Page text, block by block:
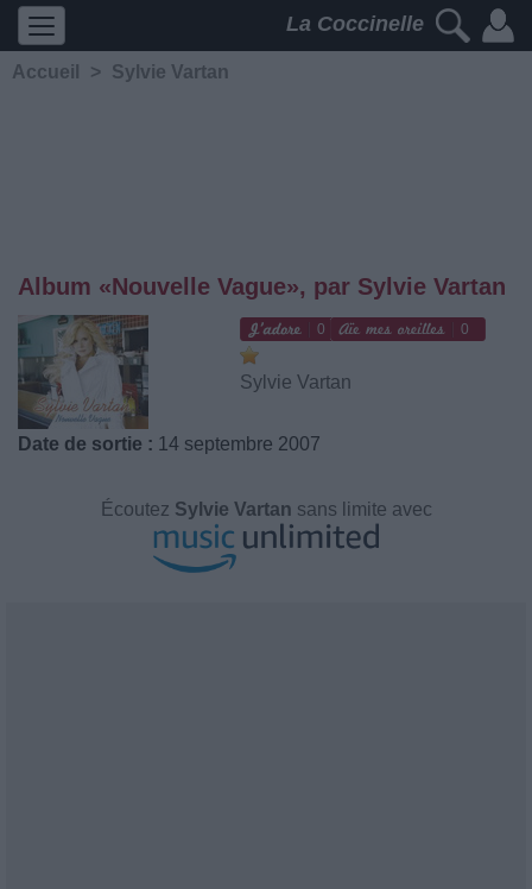
La Coccinelle
Accueil > Sylvie Vartan
Album «Nouvelle Vague», par Sylvie Vartan
0 0
Sylvie Vartan
Date de sortie : 14 septembre 2007
Écoutez Sylvie Vartan sans limite avec